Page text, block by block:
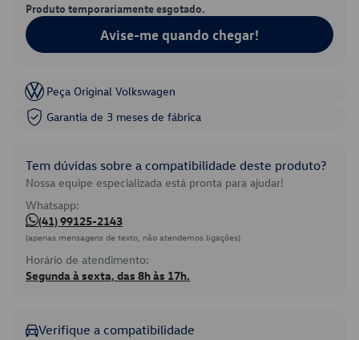
Produto temporariamente esgotado.
Avise-me quando chegar!
Peça Original Volkswagen
Garantia de 3 meses de fábrica
Tem dúvidas sobre a compatibilidade deste produto?
Nossa equipe especializada está pronta para ajudar!
Whatsapp:
(41) 99125-2143
(apenas mensagens de texto, não atendemos ligações)
Horário de atendimento:
Segunda à sexta, das 8h às 17h.
Verifique a compatibilidade